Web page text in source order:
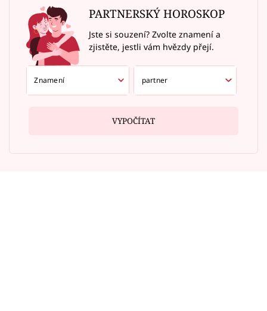
PARTNERSKÝ HOROSKOP
Jste si souzení? Zvolte znamení a
zjistěte, jestli vám hvězdy přejí.
VYPOČÍTAT